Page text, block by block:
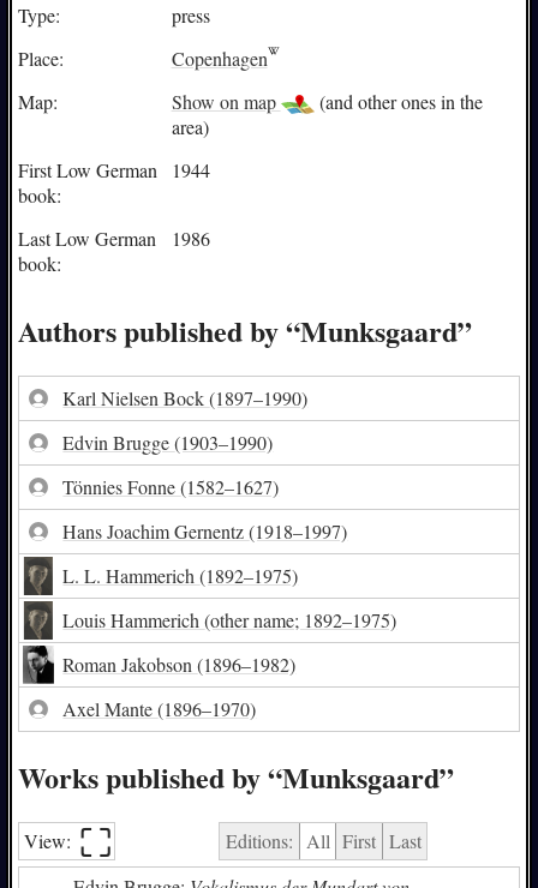
Type:
press
Place:
Copenhagen
Map:
Show on map
(and other ones in the
area)
First Low German
book:
1944
Last Low German
book:
1986
Authors published by “Munksgaard”
Karl Nielsen Bock(1897–1990)
Edvin Brugge(1903–1990)
Tönnies Fonne(1582–1627)
Hans Joachim Gernentz(1918–1997)
L. L. Hammerich(1892–1975)
Louis Hammerich(other name; 1892–1975)
Roman Jakobson(1896–1982)
Axel Mante(1896–1970)
Works published by “Munksgaard”
View: ⛶︎ Editions: All First Last